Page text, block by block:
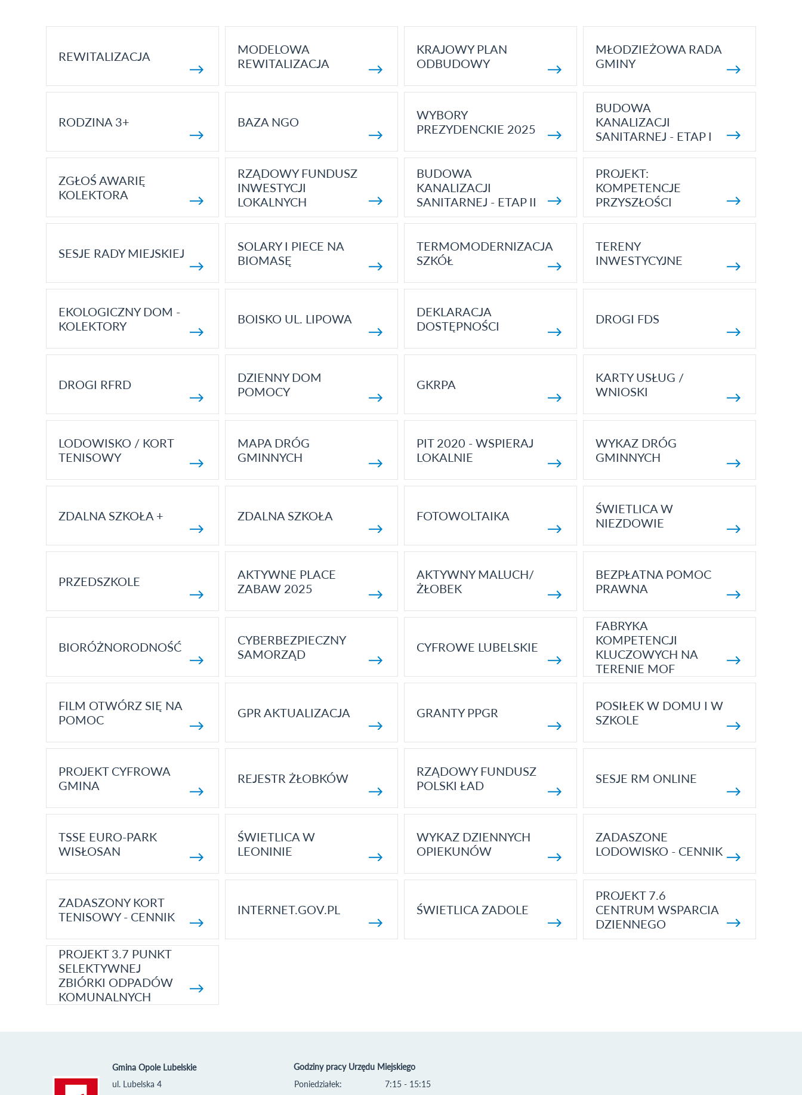
REWITALIZACJA
MODELOWA
REWITALIZACJA
KRAJOWY PLAN
ODBUDOWY
MŁODZIEŻOWA RADA
GMINY
RODZINA 3+ BAZA NGO
WYBORY
PREZYDENCKIE 2025
BUDOWA
KANALIZACJI
SANITARNEJ - ETAP I
ZGŁOŚ AWARIĘ
KOLEKTORA
RZĄDOWY FUNDUSZ
INWESTYCJI
LOKALNYCH
BUDOWA
KANALIZACJI
SANITARNEJ - ETAP II
PROJEKT:
KOMPETENCJE
PRZYSZŁOŚCI
SESJE RADY MIEJSKIEJ
SOLARY I PIECE NA
BIOMASĘ
TERMOMODERNIZACJA
SZKÓŁ
TERENY
INWESTYCYJNE
EKOLOGICZNY DOM -
KOLEKTORY
BOISKO UL. LIPOWA
DEKLARACJA
DOSTĘPNOŚCI
DROGI FDS
DROGI RFRD
DZIENNY DOM
POMOCY
GKRPA
KARTY USŁUG /
WNIOSKI
LODOWISKO / KORT
TENISOWY
MAPA DRÓG
GMINNYCH
PIT 2020 - WSPIERAJ
LOKALNIE
WYKAZ DRÓG
GMINNYCH
ZDALNA SZKOŁA + ZDALNA SZKOŁA FOTOWOLTAIKA
ŚWIETLICA W
NIEZDOWIE
PRZEDSZKOLE
AKTYWNE PLACE
ZABAW 2025
AKTYWNY MALUCH/
ŻŁOBEK
BEZPŁATNA POMOC
PRAWNA
BIORÓŻNORODNOŚĆ
CYBERBEZPIECZNY
SAMORZĄD
CYFROWE LUBELSKIE
FABRYKA
KOMPETENCJI
KLUCZOWYCH NA
TERENIE MOF
FILM OTWÓRZ SIĘ NA
POMOC
GPR AKTUALIZACJA GRANTY PPGR
POSIŁEK W DOMU I W
SZKOLE
PROJEKT CYFROWA
GMINA
REJESTR ŻŁOBKÓW
RZĄDOWY FUNDUSZ
POLSKI ŁAD
SESJE RM ONLINE
TSSE EURO-PARK
WISŁOSAN
ŚWIETLICA W
LEONINIE
WYKAZ DZIENNYCH
OPIEKUNÓW
ZADASZONE
LODOWISKO - CENNIK
ZADASZONY KORT
TENISOWY - CENNIK
INTERNET.GOV.PL ŚWIETLICA ZADOLE
PROJEKT 7.6
CENTRUM WSPARCIA
DZIENNEGO
PROJEKT 3.7 PUNKT
SELEKTYWNEJ
ZBIÓRKI ODPADÓW
KOMUNALNYCH
Gmina Opole Lubelskie
ul. Lubelska 4
Godziny pracy Urzędu Miejskiego
Poniedziałek:
7:15 - 15:15